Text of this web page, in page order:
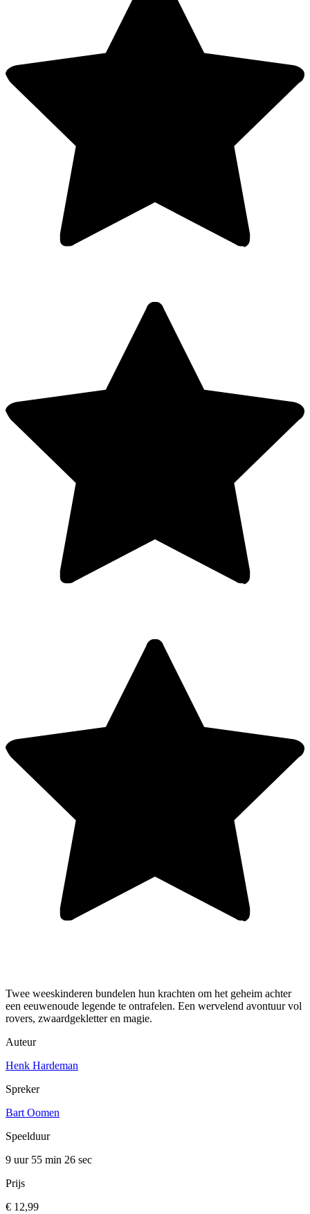
Twee weeskinderen bundelen hun krachten om het geheim achter
een eeuwenoude legende te ontrafelen. Een wervelend avontuur vol
rovers, zwaardgekletter en magie.
Auteur
Henk Hardeman
Spreker
Bart Oomen
Speelduur
9 uur 55 min 26 sec
Prijs
€ 12,99